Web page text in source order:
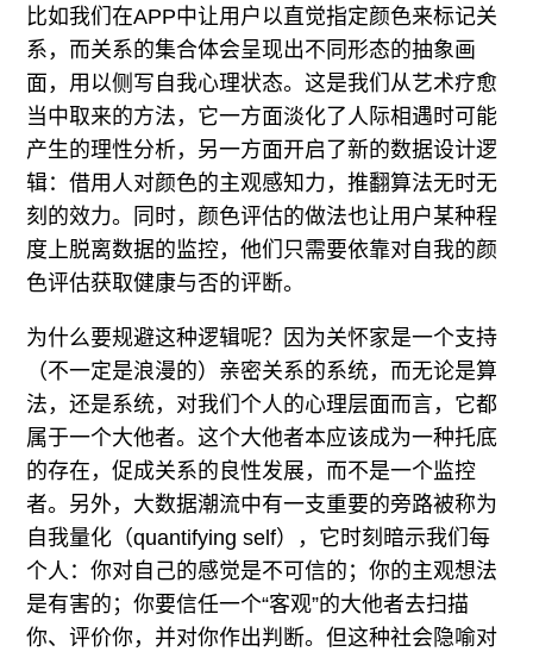
比如我们在APP中让用户以直觉指定颜色来标记关
系，而关系的集合体会呈现出不同形态的抽象画
面，用以侧写自我心理状态。这是我们从艺术疗愈
当中取来的方法，它一方面淡化了人际相遇时可能
产生的理性分析，另一方面开启了新的数据设计逻
辑：借用人对颜色的主观感知力，推翻算法无时无
刻的效力。同时，颜色评估的做法也让用户某种程
度上脱离数据的监控，他们只需要依靠对自我的颜
色评估获取健康与否的评断。
为什么要规避这种逻辑呢？因为关怀家是一个支持
（不一定是浪漫的）亲密关系的系统，而无论是算
法，还是系统，对我们个人的心理层面而言，它都
属于一个大他者。这个大他者本应该成为一种托底
的存在，促成关系的良性发展，而不是一个监控
者。另外，大数据潮流中有一支重要的旁路被称为
自我量化（quantifying self），它时刻暗示我们每
个人：你对自己的感觉是不可信的；你的主观想法
是有害的；你要信任一个“客观”的大他者去扫描
你、评价你，并对你作出判断。但这种社会隐喻对